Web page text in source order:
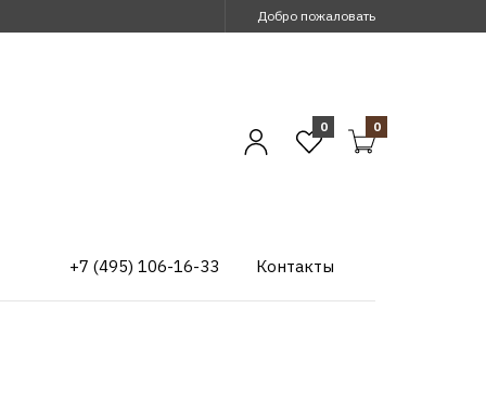
Добро пожаловать
0 0
+7 (495) 106-16-33 Контакты